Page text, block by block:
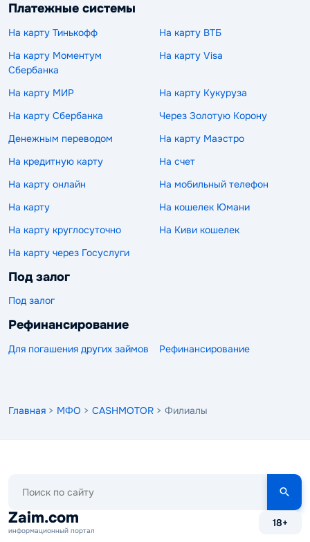
Платежные системы
На карту Тинькофф
На карту ВТБ
На карту Моментум
Сбербанка
На карту Visa
На карту МИР
На карту Кукуруза
На карту Сбербанка
Через Золотую Корону
Денежным переводом
На карту Маэстро
На кредитную карту
На счет
На карту онлайн
На мобильный телефон
На карту
На кошелек Юмани
На карту круглосуточно
На Киви кошелек
На карту через Госуслуги
Под залог
Под залог
Рефинансирование
Для погашения других займов Рефинансирование
Главная > МФО > CASHMOTOR > Филиалы
сайту
Zaim.com
информационный портал
18+